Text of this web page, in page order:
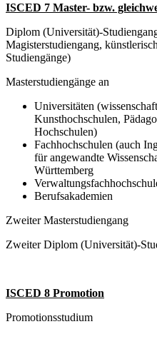
ISCED 7 Master- bzw.
Diplom (Universität)-
Magisterstudiengang,
Studiengänge)
Masterstudiengänge an
Universitäten
Kunsthochschulen,
Hochschulen)
Fachhochschulen (auch
für angewandte
Württemberg
Berufsakademien
Zweiter Masterstudiengang
Zweiter Diplom (Universität)-
ISCED 8 Promotion
Promotionsstudium